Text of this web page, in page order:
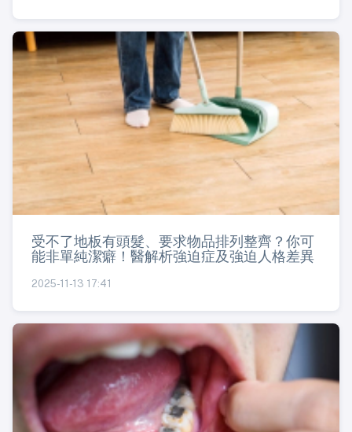
受不了地板有頭髮、要求物品排列整齊？你可
能非單純潔癖！醫解析強迫症及強迫人格差異
2025-11-13 17:41